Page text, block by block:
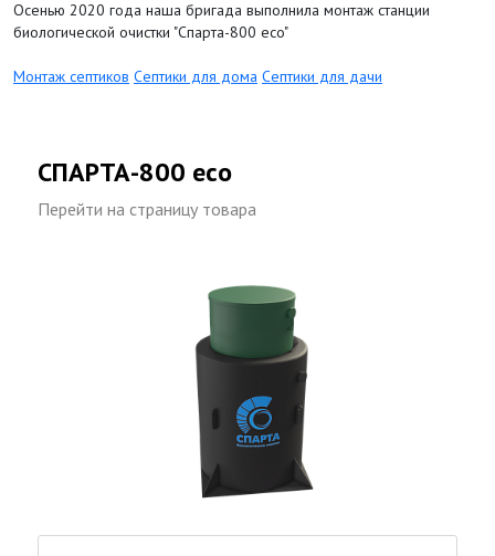
Осенью 2020 года наша бригада выполнила монтаж станции
биологической очистки "Спарта-800 eco"
Монтаж септиков Септики для дома Септики для дачи
СПАРТА-800 eco
Перейти на страницу товара